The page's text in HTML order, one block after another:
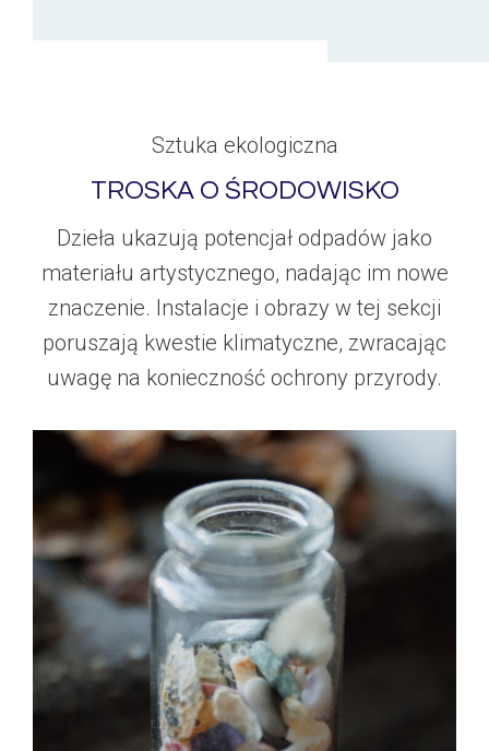
Sztuka ekologiczna
TROSKA O ŚRODOWISKO
Dzieła ukazują potencjał odpadów jako
materiału artystycznego, nadając im nowe
znaczenie. Instalacje i obrazy w tej sekcji
poruszają kwestie klimatyczne, zwracając
uwagę na konieczność ochrony przyrody.